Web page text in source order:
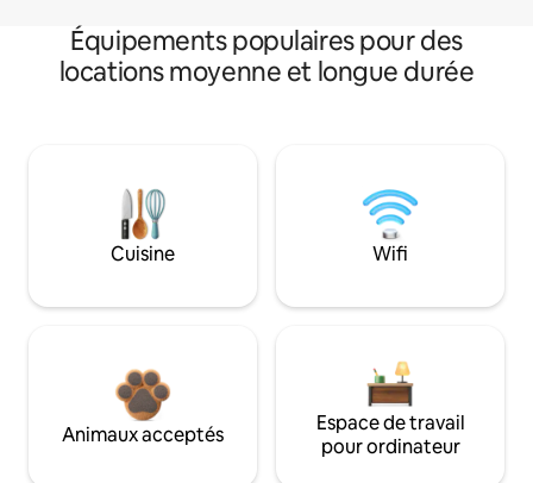
Équipements populaires pour des
locations moyenne et longue durée
Cuisine Wifi
Animaux acceptés
Espace de travail
pour ordinateur